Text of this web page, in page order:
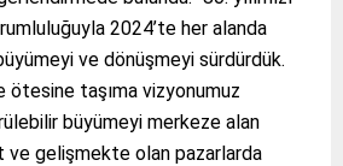
2024’te her alanda
ve dönüşmeyi sürdürdük.
ötesine taşıma vizyonumuz
büyümeyi merkeze alan
gelişmekte olan pazarlarda